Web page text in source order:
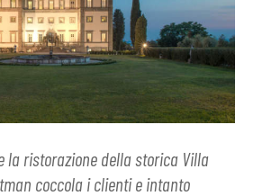
la ristorazione della storica Villa
coccola i clienti e intanto